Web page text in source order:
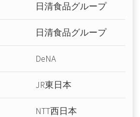
日清食品グループ
日清食品グループ
DeNA
JR東日本
NTT西日本